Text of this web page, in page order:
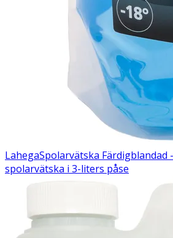
LahegaSpolarvätska Färdigblandad
spolarvätska i 3-liters påse